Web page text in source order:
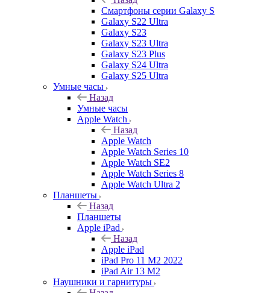
Смартфоны серии Galaxy S
Galaxy S22 Ultra
Galaxy S23
Galaxy S23 Ultra
Galaxy S23 Plus
Galaxy S24 Ultra
Galaxy S25 Ultra
Умные часы
Назад
Умные часы
Apple Watch
Назад
Apple Watch
Apple Watch Series 10
Apple Watch SE2
Apple Watch Series 8
Apple Watch Ultra 2
Планшеты
Назад
Планшеты
Apple iPad
Назад
Apple iPad
iPad Pro 11 M2 2022
iPad Air 13 M2
Наушники и гарнитуры